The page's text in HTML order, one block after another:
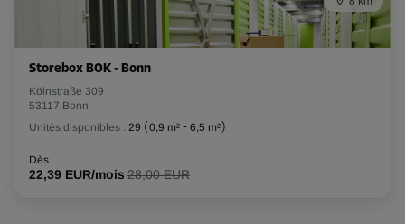
Storebox BOK - Bonn
Kölnstraße 309
53117 Bonn
Unités disponibles : 29 ( 0,9 m² - 6,5 m²)
Dès
22,39 EUR/mois 28,00 EUR